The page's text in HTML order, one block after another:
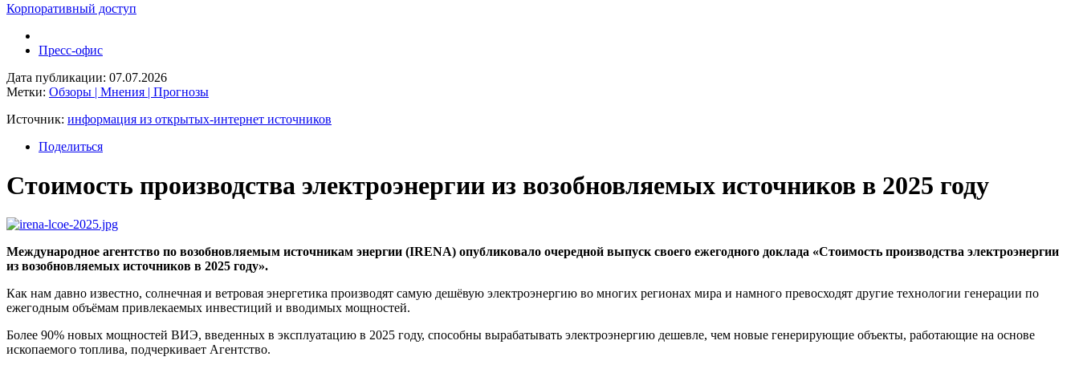
Корпоративный доступ
Пресс-офис
Дата публикации: 07.07.2026
Метки: Обзоры | Мнения | Прогнозы
Источник: информация из открытых-интернет источников
Поделиться
Стоимость производства электроэнергии из возобновляемых источников в 2025 году
Международное агентство по возобновляемым источникам энергии (IRENA) опубликовало очередной выпуск своего ежегодного доклада «Стоимость производства электроэнергии
из возобновляемых источников в 2025 году».
Как нам давно известно, солнечная и ветровая энергетика производят самую дешёвую электроэнергию во многих регионах мира и намного превосходят другие технологии генерации по
ежегодным объёмам привлекаемых инвестиций и вводимых мощностей.
Более 90% новых мощностей ВИЭ, введенных в эксплуатацию в 2025 году, способны вырабатывать электроэнергию дешевле, чем новые генерирующие объекты, работающие на основе
ископаемого топлива, подчеркивает Агентство.